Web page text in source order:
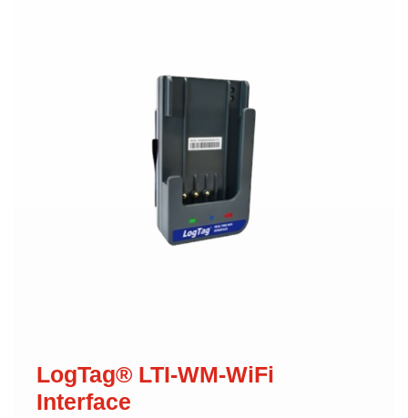
LogTag® LTI-WM-WiFi
Interface